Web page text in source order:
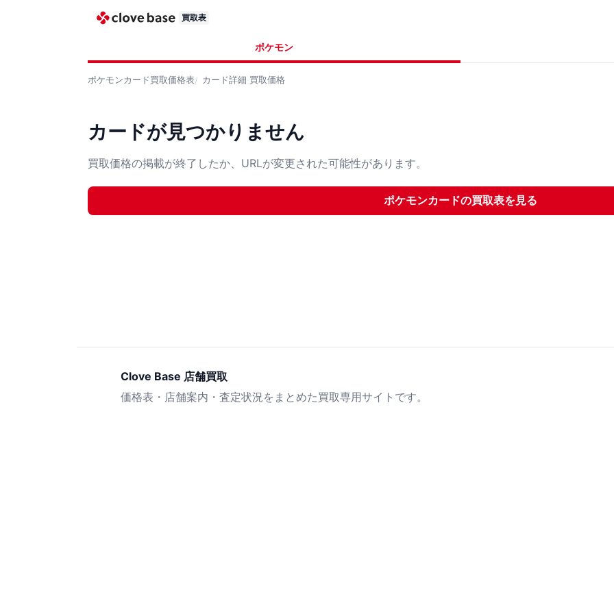
買取表
ポケモン
ポケモンカード買取価格表 カード詳細 買取価格
カードが見つかりません
買取価格の掲載が終了したか、URLが変更された可能性があります。
ポケモンカードの買取表を見る
Clove Base 店舗買取
価格表・店舗案内・査定状況をまとめた買取専用サイトです。